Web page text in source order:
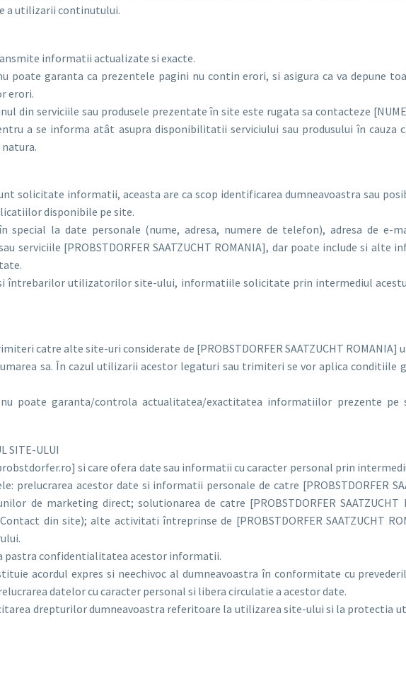
a utilizarii continutului.
informatii actualizate si exacte.
nu poate garanta ca prezentele pagini nu contin erori, si asigura ca va depune
erori.
din serviciile sau produsele prezentate în site este rugata sa contacteze
a se informa atât asupra disponibilitatii serviciului sau produsului în cauza
solicitate informatii, aceasta are ca scop identificarea dumneavoastra sau
disponibile pe site.
la date personale (nume, adresa, numere de telefon), adresa de e-
serviciile [PROBSTDORFER SAATZUCHT ROMANIA], dar poate include si
si întrebarilor utilizatorilor site-ului, informatiile solicitate prin intermediul
catre alte site-uri considerate de [PROBSTDORFER SAATZUCHT
sa. În cazul utilizarii acestor legaturi sau trimiteri se vor aplica conditiile
nu poate garanta/controla actualitatea/exactitatea informatiilor prezente
SITE-ULUI
si care ofera date sau informatii cu caracter personal prin
prelucrarea acestor date si informatii personale de catre [PROBSTDORFER
de marketing direct; solutionarea de catre [PROBSTDORFER
din site); alte activitati întreprinse de [PROBSTDORFER SAATZUCHT
pastra confidentialitatea acestor informatii.
acordul expres si neechivoc al dumneavoastra în conformitate cu
datelor cu caracter personal si libera circulatie a acestor date.
drepturilor dumneavoastra referitoare la utilizarea site-ului si la protectia